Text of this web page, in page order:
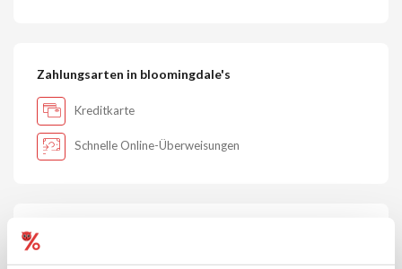
Zahlungsarten in bloomingdale's
Kreditkarte
Schnelle Online-Überweisungen
Liefermethoden in bloomingdale's